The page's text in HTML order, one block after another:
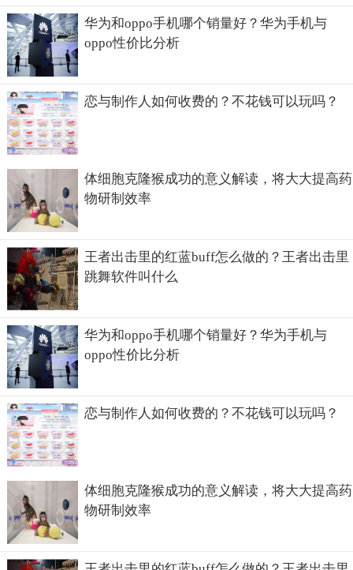
华为和oppo手机哪个销量好？华为手机与
oppo性价比分析
恋与制作人如何收费的？不花钱可以玩吗？
体细胞克隆猴成功的意义解读，将大大提高药
物研制效率
王者出击里的红蓝buff怎么做的？王者出击里
跳舞软件叫什么
华为和oppo手机哪个销量好？华为手机与
oppo性价比分析
恋与制作人如何收费的？不花钱可以玩吗？
体细胞克隆猴成功的意义解读，将大大提高药
物研制效率